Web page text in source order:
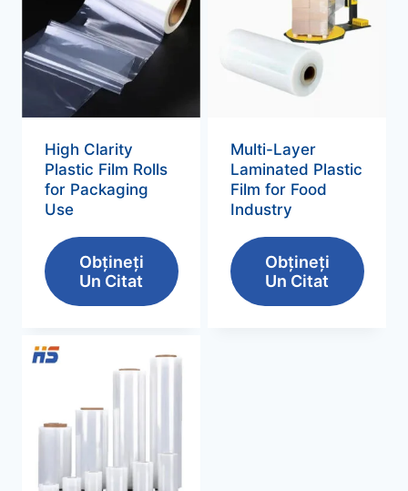
High Clarity
Plastic Film Rolls
for Packaging
Use
Obțineți
Un Citat
Multi-Layer
Laminated Plastic
Film for Food
Industry
Obțineți
Un Citat